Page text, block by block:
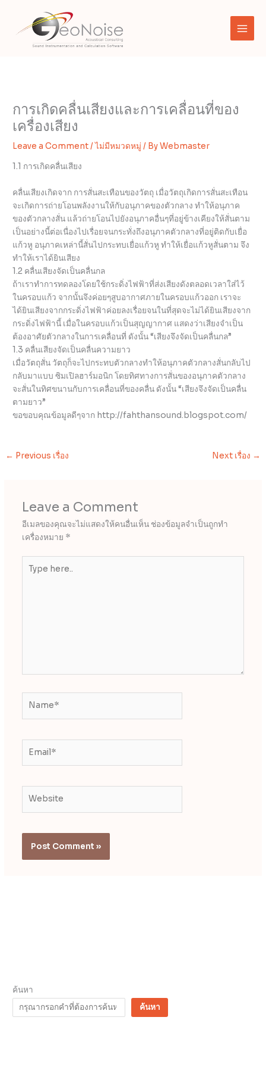
content
การเกิดคลื่นเสียงและการเคลื่อนที่ของ
เครื่องเสียง
Leave a Comment/ไม่มีหมวดหมู่ / ByWebmaster
1.1 การเกิดคลื่นเสียง
คลื่นเสียงเกิดจาก การสั่นสะเทือนของวัตถุ เมื่อวัตถุเกิดการสั่นสะเทือน
จะเกิดการถ่ายโอนพลังงานให้กับอนุภาคของตัวกลาง ทำให้อนุภาค
ของตัวกลางสั่น แล้วถ่ายโอนไปยังอนุภาคอื่นๆที่อยู่ข้างเคียงให้สั่นตาม
เป็นอย่างนี้ต่อเนื่องไปเรื่อยจนกระทั่งถึงอนุภาคตัวกลางที่อยู่ติดกับเยื่อ
แก้วหู อนุภาคเหล่านี้สั่นไปกระทบเยื่อแก้วหู ทำให้เยื่อแก้วหูสั่นตาม จึง
ทำให้เราได้ยินเสียง
1.2 คลื่นเสียงจัดเป็นคลื่นกล
ถ้าเราทำการทดลองโดยใช้กระดิ่งไฟฟ้าที่ส่งเสียงดังตลอดเวลาใส่ไว้
ในครอบแก้ว จากนั้นจึงค่อยๆสูบอากาศภายในครอบแก้วออก เราจะ
ได้ยินเสียงจากกระดิ่งไฟฟ้าค่อยลงเรื่อยจนในที่สุดจะไม่ได้ยินเสียงจาก
กระดิ่งไฟฟ้านี้ เมื่อในครอบแก้วเป็นสุญญากาศ แสดงว่าเสียงจำเป็น
ต้องอาศัยตัวกลางในการเคลื่อนที่ ดังนั้น “เสียงจึงจัดเป็นคลื่นกล”
1.3 คลื่นเสียงจัดเป็นคลื่นความยาว
เมื่อวัตถุสั่น วัตถุก็จะไปกระทบตัวกลางทำให้อนุภาคตัวกลางสั่นกลับไป
กลับมาแบบ ซิมเปิลฮาร์มอนิก โดยทิศทางการสั่นของอนุภาคตัวกลาง
จะสั่นในทิศขนานกับการเคลื่อนที่ของคลื่น ดังนั้น “เสียงจึงจัดเป็นคลื่น
ตามยาว”
ขอขอบคุณข้อมูลดีๆจาก http://fahthansound.blogspot.com/
← Previous เรื่อง Next เรื่อง →
Leave a Comment
อีเมลของคุณจะไม่แสดงให้คนอื่นเห็น ช่องข้อมูลจำเป็นถูกทำ
เครื่องหมาย *
here..
ค้นหา
ค้นหา